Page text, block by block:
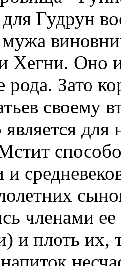
для Гудрун
мужа
Хегни. Оно
рода. Зато
своему
и
членами
и плоть их,